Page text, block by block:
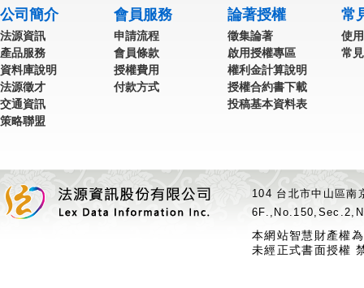
公司簡介
法源資訊
產品服務
資料庫說明
法源徵才
交通資訊
策略聯盟
會員服務
申請流程
會員條款
授權費用
付款方式
論著授權
徵集論著
啟用授權專區
權利金計算說明
授權合約書下載
投稿基本資料表
常
使
常
104 台北市中山區
本網站智慧財產權
未經正式書面授權